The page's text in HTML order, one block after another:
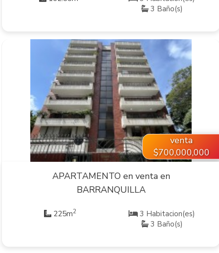
3 Baño(s)
VER INMUEBLE
venta
$700,000,000
APARTAMENTO en venta en
BARRANQUILLA
225m2
3 Habitacion(es)
3 Baño(s)